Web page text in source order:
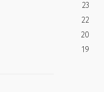
23
22
20
19